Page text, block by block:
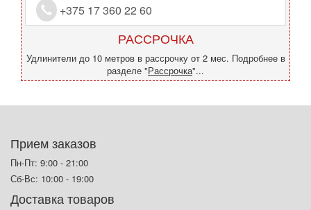
+375 17 360 22 60
РАССРОЧКА
Удлинители до 10 метров в рассрочку от 2 мес. Подробнее в
разделе "Рассрочка"...
Прием заказов
Пн-Пт: 9:00 - 21:00
Сб-Вс: 10:00 - 19:00
Доставка товаров